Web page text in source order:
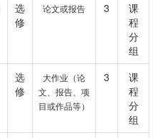
选
修
论文或报告 3
课
程
分
组
选
修
大作业（论
文、报告、项
目或作品等）
3
课
程
分
组